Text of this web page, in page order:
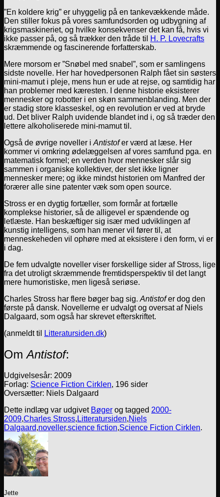
”En koldere krig” er uhyggelig på en tankevækkende måde.
Den stiller fokus på vores samfundsorden og udbygning af
krigsmaskineriet, og hvilke konsekvenser det kan få, hvis vi
ikke passer på, og så trækker den tråde til
H. P. Lovecrafts
skræmmende og fascinerende forfatterskab.
Mere morsom er ”Snøbel med snabel”, som er samlingens
sidste novelle. Her har hovedpersonen Ralph fået sin søsters
mini-mamut i pleje, mens hun er ude at rejse, og samtidig har
han problemer med kæresten. I denne historie eksisterer
mennesker og robotter i en skøn sammenblanding. Men der
er stadig store klasseskel, og en revolution er ved at bryde
ud. Det bliver Ralph uvidende blandet ind i, og så træder den
lettere alkoholiserede mini-mamut til.
Også de øvrige noveller i Antistofer værd at læse. Her
kommer vi omkring ødelæggelsen af vores samfund pga. en
matematisk formel; en verden hvor mennesker slår sig
sammen i organiske kollektiver, der slet ikke ligner
mennesker mere; og ikke mindst historien om Manfred der
forærer alle sine patenter væk som open source.
Stross er en dygtig fortæller, som formår at fortælle
komplekse historier, så de alligevel er spændende og
letlæste. Han beskæftiger sig især med udviklingen af
kunstig intelligens, som han mener vil fører til, at
menneskeheden vil ophøre med at eksistere i den form, vi er
i dag.
De fem udvalgte noveller viser forskellige sider af Stross, lige
fra det utroligt skræmmende fremtidsperspektiv til det langt
mere humoristiske, men ligeså seriøse.
Charles Stross har flere bøger bag sig. Antistofer dog den
første på dansk. Novellerne er udvalgt og oversat af Niels
Dalgaard, som også har skrevet efterskriftet.
(anmeldt til
Litteratursiden.dk)
OmAntistof:
Udgivelsesår: 2009
Forlag: Science Fiction Cirklen, 196 sider
Oversætter: Niels Dalgaard
Dette indlæg var udgivet Bøger og tagged 2000-
2009,Charles Stross, Litteratursiden,Niels
Dalgaard,noveller,science fiction,Science Fiction Cirklen.
Jette